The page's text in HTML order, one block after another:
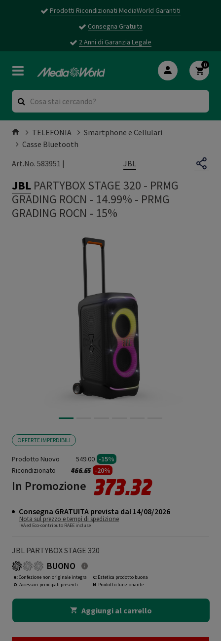
Prodotti Ricondizionati MediaWorld Garantiti
Consegna Gratuita
2 Anni di Garanzia Legale
0
TELEFONIA
Smartphone e Cellulari
Casse Bluetooth
Art.No. 583951 |
JBL
JBL PARTYBOX STAGE 320 - PRMG
GRADING ROCN - 14.99% - PRMG
GRADING ROCN - 15%
OFFERTE IMPERDIBILI
Prodotto Nuovo 549.00 -15%
Ricondizionato
Prezzo ridotto da
466.65a -20%
In Promozione 373.32
Consegna GRATUITA prevista dal 14/08/2026
Nota sul prezzo e tempi di spedizione
IVA ed Eco-contributo RAEE incluse
JBL PARTYBOX STAGE 320
BUONO
R: Confezione non originale integra
O: Accessori principali presenti
C: Estetica prodotto buona
N: Prodotto funzionante
Aggiungi al carrello